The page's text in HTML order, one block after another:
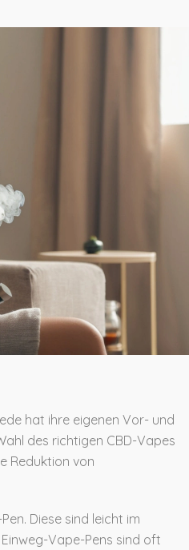
hat ihre eigenen Vor- und
des richtigen CBD-Vapes
Reduktion von
Diese sind leicht im
Vape-Pens sind oft